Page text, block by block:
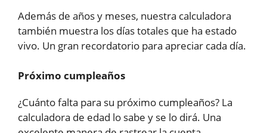
Además de años y meses, nuestra calculadora
también muestra los días totales que ha estado
vivo. Un gran recordatorio para apreciar cada día.
Próximo cumpleaños
¿Cuánto falta para su próximo cumpleaños? La
calculadora de edad lo sabe y se lo dirá. Una